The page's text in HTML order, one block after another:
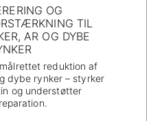
OG
TIL
AR OG DYBE
reduktion af
dybe rynker – styrker
og understøtter